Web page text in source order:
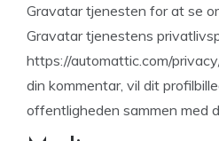
Gravatar tjenesten for at se
Gravatar tjenestens
https://automattic.com/
din kommentar, vil dit
offentligheden sammen med